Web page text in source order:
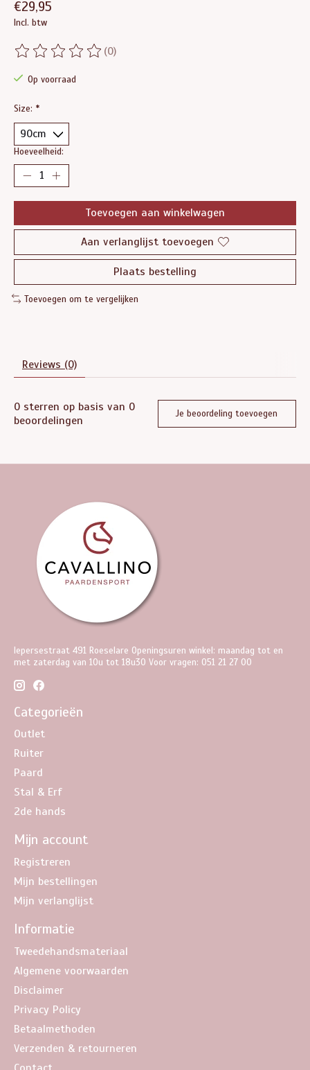
€29,95
Incl. btw
De beoordeling van dit product is
(0)
Op voorraad
Size: *
Hoeveelheid:
Toevoegen aan winkelwagen
Aan verlanglijst toevoegen
Plaats bestelling
Toevoegen om te vergelijken
Reviews (0)
0 sterren op basis van 0
beoordelingen
Je beoordeling toevoegen
Iepersestraat 491 Roeselare Openingsuren winkel: maandag tot en
met zaterdag van 10u tot 18u30 Voor vragen: 051 21 27 00
Categorieën
Outlet
Ruiter
Paard
Stal & Erf
2de hands
Mijn account
Registreren
Mijn bestellingen
Mijn verlanglijst
Informatie
Tweedehandsmateriaal
Algemene voorwaarden
Disclaimer
Privacy Policy
Betaalmethoden
Verzenden & retourneren